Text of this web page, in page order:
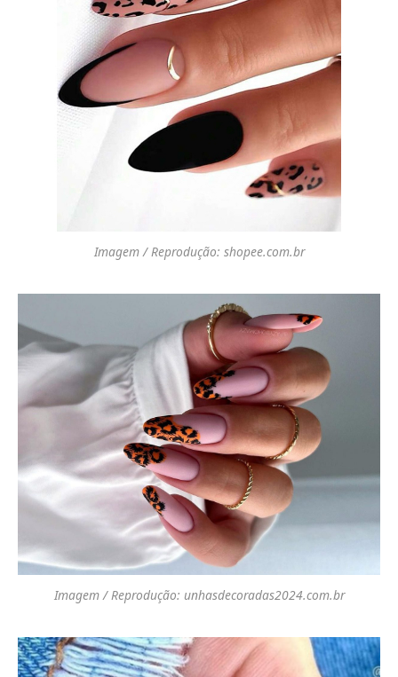
Imagem / Reprodução: shopee.com.br
Imagem / Reprodução: unhasdecoradas2024.com.br